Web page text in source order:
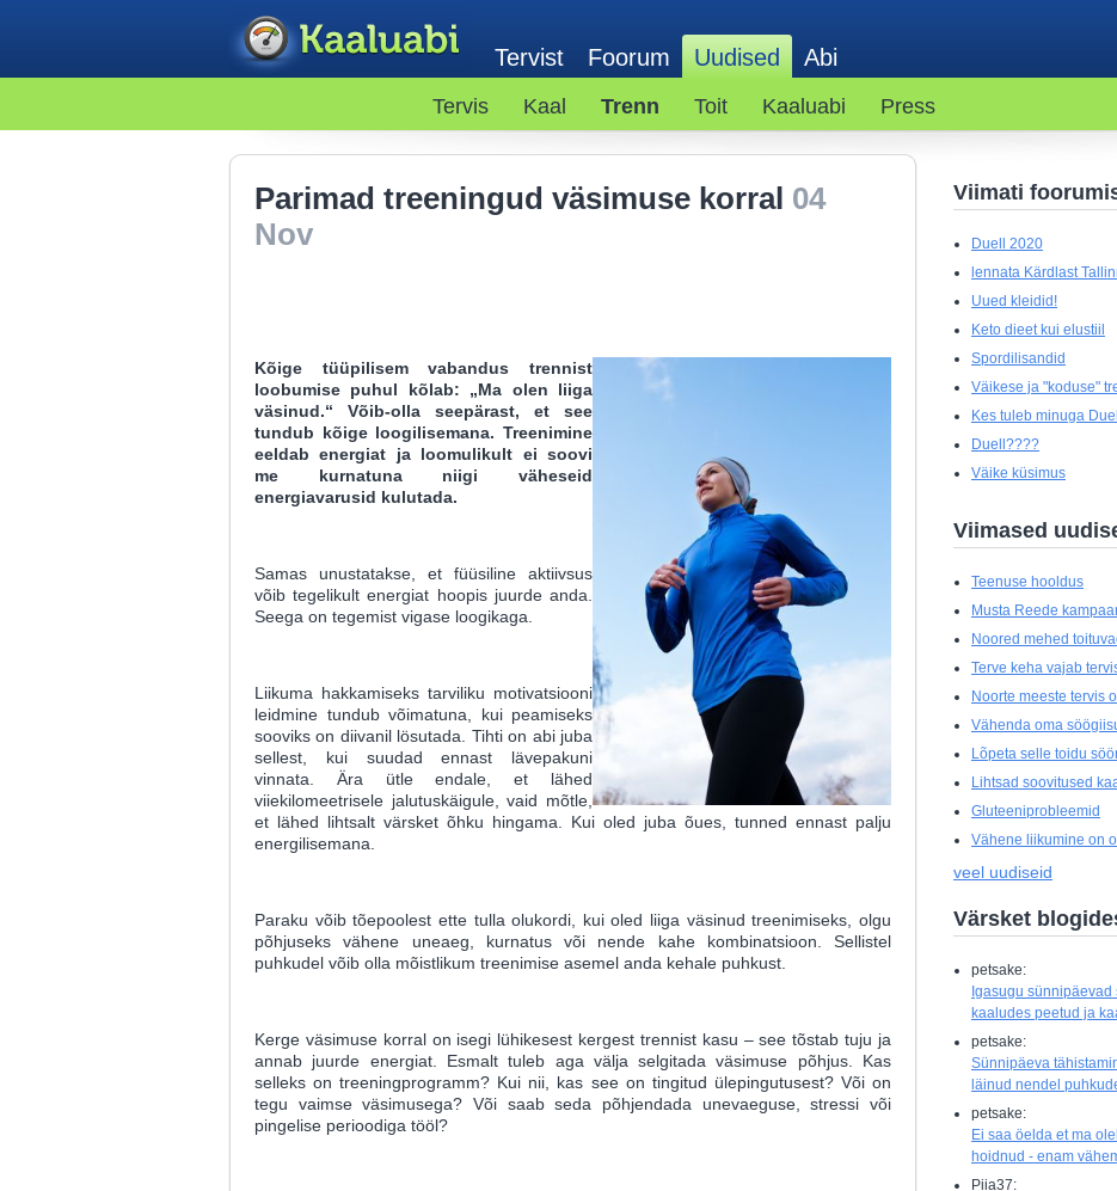
Tervist Foorum Uudised Abi
Tervis Kaal Trenn Toit Kaaluabi Press
Parimad treeningud väsimuse korral 04
Nov
Kõige tüüpilisem vabandus trennist
loobumise puhul kõlab: „Ma olen liiga
väsinud.“ Võib-olla seepärast, et see
tundub kõige loogilisemana. Treenimine
eeldab energiat ja loomulikult ei soovi
me kurnatuna niigi väheseid
energiavarusid kulutada.
Samas unustatakse, et füüsiline aktiivsus
võib tegelikult energiat hoopis juurde anda.
Seega on tegemist vigase loogikaga.
Liikuma hakkamiseks tarviliku motivatsiooni
leidmine tundub võimatuna, kui peamiseks
sooviks on diivanil lösutada. Tihti on abi juba
sellest, kui suudad ennast lävepakuni
vinnata. Ära ütle endale, et lähed
viiekilomeetrisele jalutuskäigule, vaid mõtle,
et lähed lihtsalt värsket õhku hingama. Kui oled juba õues, tunned ennast palju
energilisemana.
Paraku võib tõepoolest ette tulla olukordi, kui oled liiga väsinud treenimiseks, olgu
põhjuseks vähene uneaeg, kurnatus või nende kahe kombinatsioon. Sellistel
puhkudel võib olla mõistlikum treenimise asemel anda kehale puhkust.
Kerge väsimuse korral on isegi lühikesest kergest trennist kasu – see tõstab tuju ja
annab juurde energiat. Esmalt tuleb aga välja selgitada väsimuse põhjus. Kas
selleks on treeningprogramm? Kui nii, kas see on tingitud ülepingutusest? Või on
tegu vaimse väsimusega? Või saab seda põhjendada unevaeguse, stressi või
pingelise perioodiga tööl?
Viimati
Duell 2020
lennata Kärdlast
Uued kleidid!
Keto dieet kui elustiil
Spordilisandid
Väikese ja "koduse"
Kes tuleb minuga
Duell????
Väike küsimus
Viimased
Teenuse hooldus
Musta Reede
Noored mehed
Terve keha vajab
Noorte meeste tervis
Vähenda oma
Lõpeta selle toidu
Lihtsad soovitused
Gluteeniprobleemid
Vähene liikumine on
veel uudiseid
Värsket
petsake:
Igasugu sünnipäevad
kaaludes peetud ja
petsake:
Sünnipäeva
läinud nendel
petsake:
Ei saa öelda et ma
hoidnud - enam
Piia37: